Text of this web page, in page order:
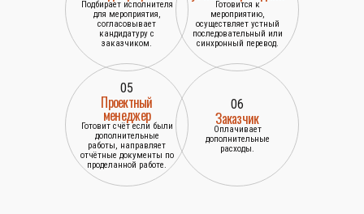
Подбирает исполнителя
для мероприятия,
согласовывает
кандидатуру с
заказчиком.
Готовится к
мероприятию,
осуществляет устный
последовательный или
синхронный перевод.
05
Проектный
менеджер
Готовит счёт если были
дополнительные
работы, направляет
отчётные документы по
проделанной работе.
06
Заказчик
Оплачивает
дополнительные
расходы.